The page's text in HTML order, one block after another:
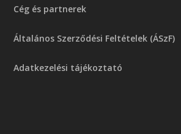
Cég és partnerek
Általános Szerződési Feltételek (ÁSzF)
Adatkezelési tájékoztató